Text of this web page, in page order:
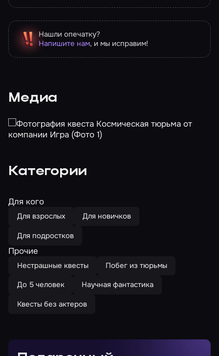
Нашли опечатку?
Напишите нам, и мы исправим!
Медиа
Категории
Для кого
Для взрослых
Для новичков
Для подростков
Прочие
Нестрашные квесты
Побег из тюрьмы
До 5 человек
Научная фантастика
Квесты без актеров